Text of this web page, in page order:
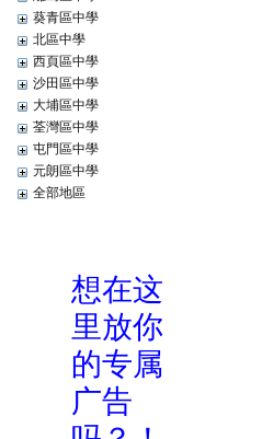
葵青區中學
北區中學
西頁區中學
沙田區中學
大埔區中學
荃灣區中學
屯門區中學
元朗區中學
全部地區